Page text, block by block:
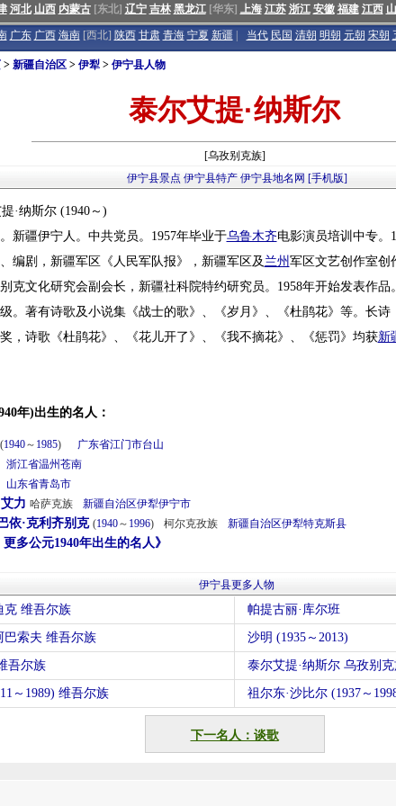
河北 山西 内蒙古[东北] 辽宁 吉林 黑龙江[华东] 上海 江苏 浙江 安徽 福建 江西
广东 广西 海南[西北] 陕西 甘肃 青海 宁夏 新疆 当代 民国 清朝 明朝 元朝 宋朝
> 新疆自治区> 伊犁> 伊宁县人物
泰尔艾提·纳斯尔
[乌孜别克族]
伊宁县景点 伊宁县特产 伊宁县地名网 [手机版]
纳斯尔 (1940～)
疆伊宁人。中共党员。1957年毕业于乌鲁木齐电影演员培训中专。
编剧，新疆军区《人民军队报》，新疆军区及 兰州 军区文艺创作室创
克文化研究会副会长，新疆社科院特约研究员。1958年开始发表作品
。著有诗歌及小说集《战士的歌》、《岁月》、《杜鹃花》等。长诗
，诗歌《杜鹃花》、《花儿开了》、《我不摘花》、《惩罚》均获新
年)出生的名人：
(1940～ 1985) 广东省江门市台山
浙江省温州苍南
山东省青岛市
力 哈萨克族 新疆自治区伊犁伊宁市
依·克利齐别克 (1940～ 1996) 柯尔克孜族 新疆自治区伊犁特克斯县
更多公元1940年出生的名人》
伊宁县更多人物
克 维吾尔族 帕提古丽·库尔班
巴索夫 维吾尔族 沙明 (1935～2013)
吾尔族 泰尔艾提·纳斯尔 乌孜别
～1989) 维吾尔族 祖尔东·沙比尔 (1937～
下一名人：谈歌